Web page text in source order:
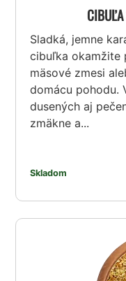
Sladká, jemne
cibuľka okamžite
mäsové zmesi
domácu pohodu.
dusených aj
zmäkne a...
Skladom